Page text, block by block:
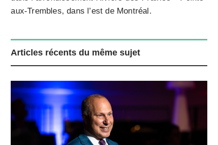
aux-Trembles, dans l’est de Montréal.
Articles récents du même sujet